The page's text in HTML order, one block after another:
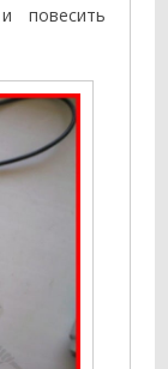
повесить